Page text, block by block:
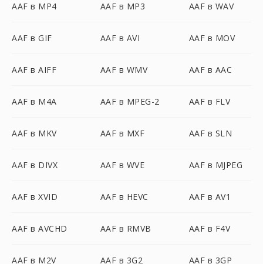
AAF в MP4 AAF в MP3 AAF в WAV
AAF в GIF AAF в AVI AAF в MOV
AAF в AIFF AAF в WMV AAF в AAC
AAF в M4A AAF в MPEG-2 AAF в FLV
AAF в MKV AAF в MXF AAF в SLN
AAF в DIVX AAF в WVE AAF в MJPEG
AAF в XVID AAF в HEVC AAF в AV1
AAF в AVCHD AAF в RMVB AAF в F4V
AAF в M2V AAF в 3G2 AAF в 3GP